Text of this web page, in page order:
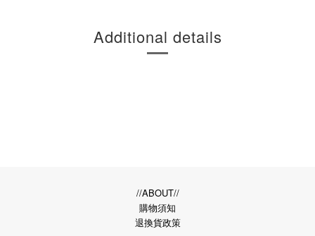
Additional details
//ABOUT//
購物須知
退換貨政策